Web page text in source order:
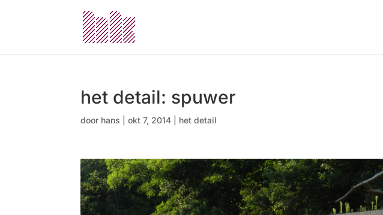
het detail: spuwer
door hans |okt 7, 2014 het detail